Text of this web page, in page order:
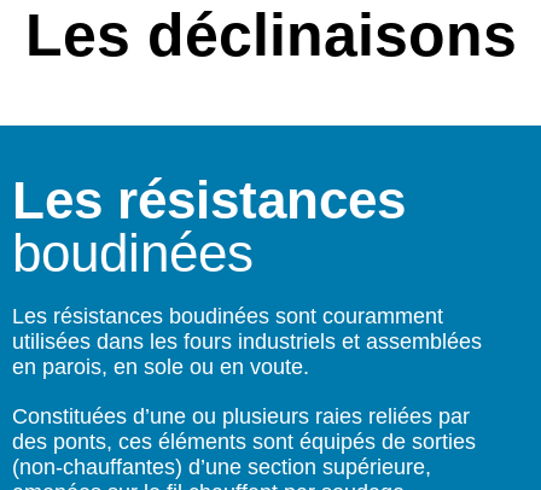
Les déclinaisons
Les résistances
boudinées
Les résistances boudinées sont couramment
utilisées dans les fours industriels et assemblées
en parois, en sole ou en voute.
Constituées d’une ou plusieurs raies reliées par
des ponts, ces éléments sont équipés de sorties
(non-chauffantes) d’une section supérieure,